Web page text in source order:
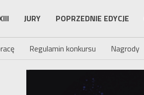
JURY POPRZEDNIE EDYCJE
Regulamin konkursu Nagrody